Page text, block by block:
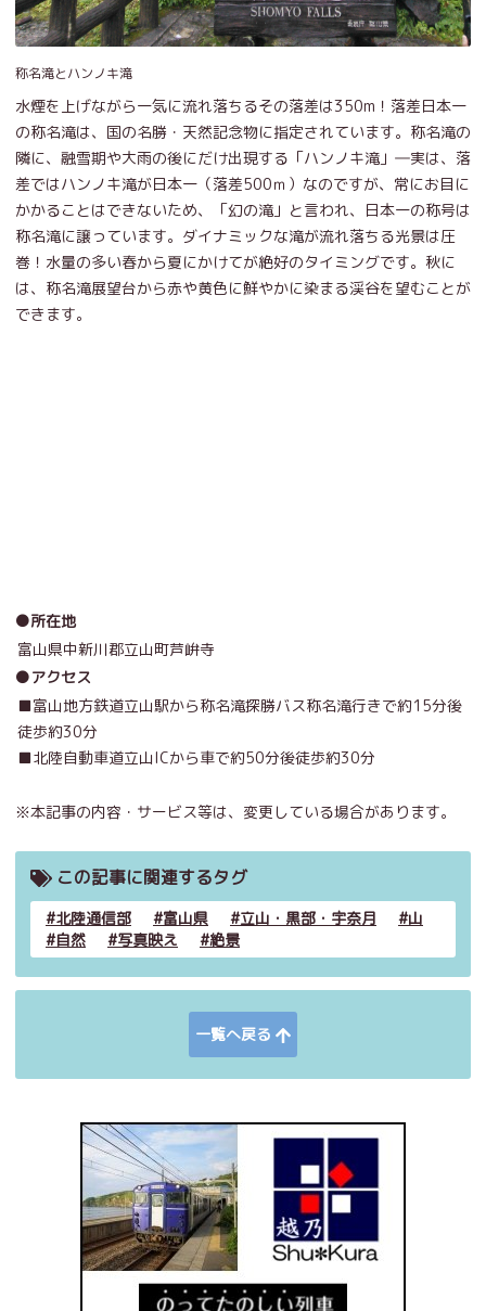
称名滝とハンノキ滝
水煙を上げながら一気に流れ落ちるその落差は350m！落差日本一
の称名滝は、国の名勝・天然記念物に指定されています。称名滝の
隣に、融雪期や大雨の後にだけ出現する「ハンノキ滝」―実は、落
差ではハンノキ滝が日本一（落差500ｍ）なのですが、常にお目に
かかることはできないため、「幻の滝」と言われ、日本一の称号は
称名滝に譲っています。ダイナミックな滝が流れ落ちる光景は圧
巻！水量の多い春から夏にかけてが絶好のタイミングです。秋に
は、称名滝展望台から赤や黄色に鮮やかに染まる渓谷を望むことが
できます。
●所在地
富山県中新川郡立山町芦峅寺
●アクセス
■富山地方鉄道立山駅から称名滝探勝バス称名滝行きで約15分後
徒歩約30分
■北陸自動車道立山ICから車で約50分後徒歩約30分
※本記事の内容・サービス等は、変更している場合があります。
この記事に関連するタグ
北陸通信部 富山県 立山・黒部・宇奈月
山
自然
写真映え 絶景
一覧へ戻る